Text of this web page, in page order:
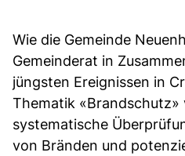
Wie die Gemeinde
Gemeinderat in
jüngsten Ereignissen in
Thematik
systematische
von Bränden und